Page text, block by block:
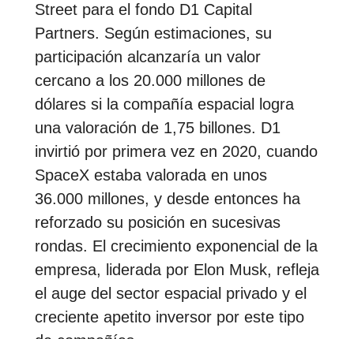
Street para el fondo D1 Capital
Partners. Según estimaciones, su
participación alcanzaría un valor
cercano a los 20.000 millones de
dólares si la compañía espacial logra
una valoración de 1,75 billones. D1
invirtió por primera vez en 2020, cuando
SpaceX estaba valorada en unos
36.000 millones, y desde entonces ha
reforzado su posición en sucesivas
rondas. El crecimiento exponencial de la
empresa, liderada por Elon Musk, refleja
el auge del sector espacial privado y el
creciente apetito inversor por este tipo